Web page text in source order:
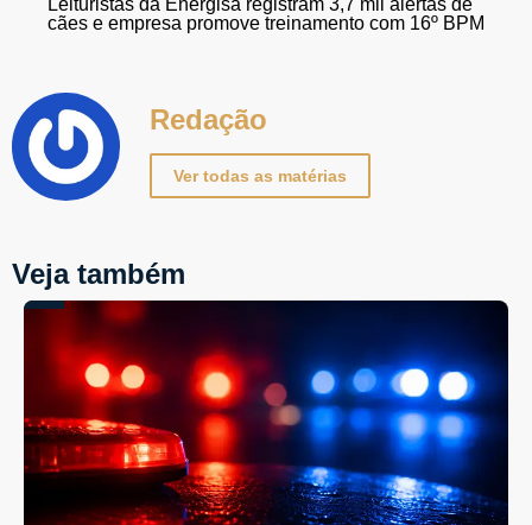
cães e empresa promove treinamento com 16º BPM
Redação
Ver todas as matérias
Veja também